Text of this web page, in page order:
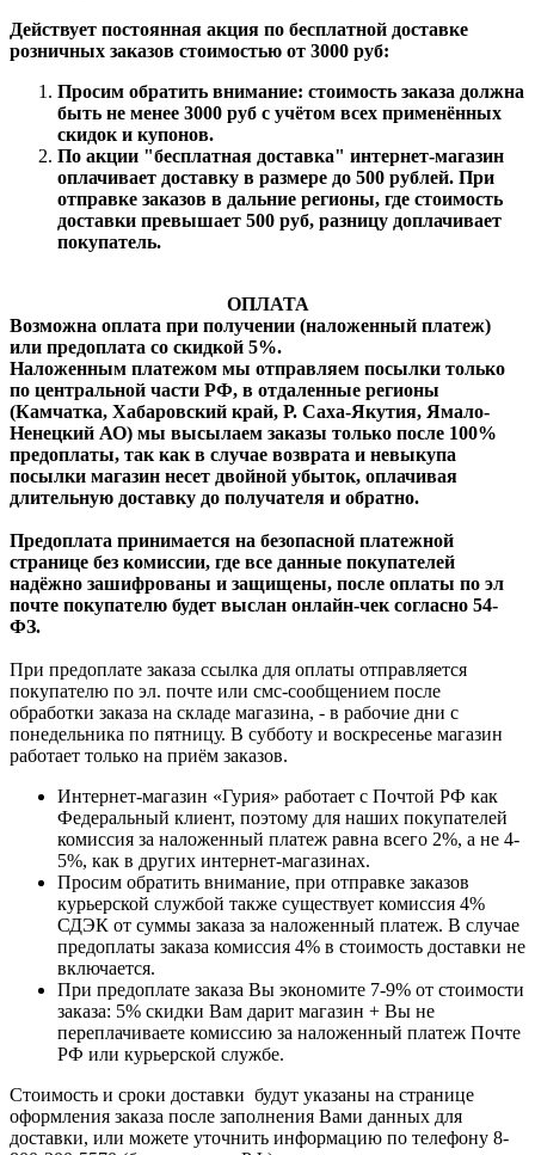
Действует постоянная акция по бесплатной доставке
розничных заказов стоимостью от 3000 руб:
Просим обратить внимание: стоимость заказа должна
быть не менее 3000 руб с учётом всех применённых
скидок и купонов.
По акции "бесплатная доставка" интернет-магазин
оплачивает доставку в размере до 500 рублей. При
отправке заказов в дальние регионы, где стоимость
доставки превышает 500 руб, разницу доплачивает
покупатель.
ОПЛАТА
Возможна оплата при получении (наложенный платеж)
или предоплата со скидкой 5%.
Наложенным платежом мы отправляем посылки только
по центральной части РФ, в отдаленные регионы
(Камчатка, Хабаровский край, Р. Саха-Якутия, Ямало-
Ненецкий АО) мы высылаем заказы только после 100%
предоплаты, так как в случае возврата и невыкупа
посылки магазин несет двойной убыток, оплачивая
длительную доставку до получателя и обратно.
Предоплата принимается на безопасной платежной
странице без комиссии, где все данные покупателей
надёжно зашифрованы и защищены, после оплаты по эл
почте покупателю будет выслан онлайн-чек согласно 54-
ФЗ.
При предоплате заказа ссылка для оплаты отправляется
покупателю по эл. почте или смс-сообщением после
обработки заказа на складе магазина, - в рабочие дни с
понедельника по пятницу. В субботу и воскресенье магазин
работает только на приём заказов.
Интернет-магазин «Гурия» работает с Почтой РФ как
Федеральный клиент, поэтому для наших покупателей
комиссия за наложенный платеж равна всего 2%, а не 4-
5%, как в других интернет-магазинах.
Просим обратить внимание, при отправке заказов
курьерской службой также существует комиссия 4%
СДЭК от суммы заказа за наложенный платеж. В случае
предоплаты заказа комиссия 4% в стоимость доставки не
включается.
При предоплате заказа Вы экономите 7-9% от стоимости
заказа: 5% скидки Вам дарит магазин + Вы не
переплачиваете комиссию за наложенный платеж Почте
РФ или курьерской службе.
Стоимость и сроки доставки будут указаны на странице
оформления заказа после заполнения Вами данных для
доставки, или можете уточнить информацию по телефону 8-